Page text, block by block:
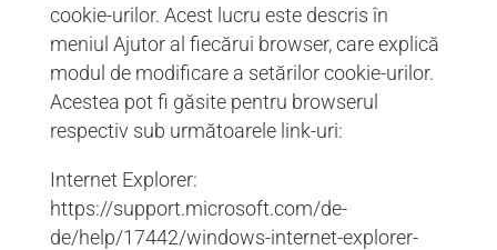
cookie-urilor. Acest lucru este descris în
meniul Ajutor al fiecărui browser, care explică
modul de modificare a setărilor cookie-urilor.
Acestea pot fi găsite pentru browserul
respectiv sub următoarele link-uri:
Internet Explorer:
https://support.microsoft.com/de-
de/help/17442/windows-internet-explorer-